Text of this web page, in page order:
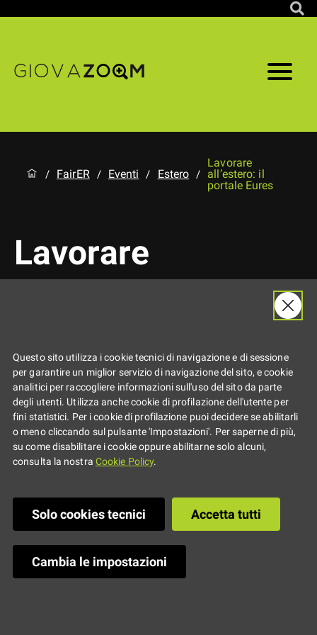
/ FairER / Eventi / Estero /
Lavorare
all’estero: il
portale Eures
Lavorare
Questo sito utilizza i cookie tecnici di navigazione e di sessione
per garantire un miglior servizio di navigazione del sito, e cookie
analitici per raccogliere informazioni sull'uso del sito da parte
degli utenti. Utilizza anche cookie di profilazione dell'utente per
fini statistici. Per i cookie di profilazione puoi decidere se abilitarli
o meno cliccando sul pulsante 'Impostazioni'. Per saperne di più,
su come disabilitare i cookie oppure abilitarne solo alcuni,
consulta la nostra Cookie Policy.
Solo cookies tecnici Accetta tutti
Cambia le impostazioni